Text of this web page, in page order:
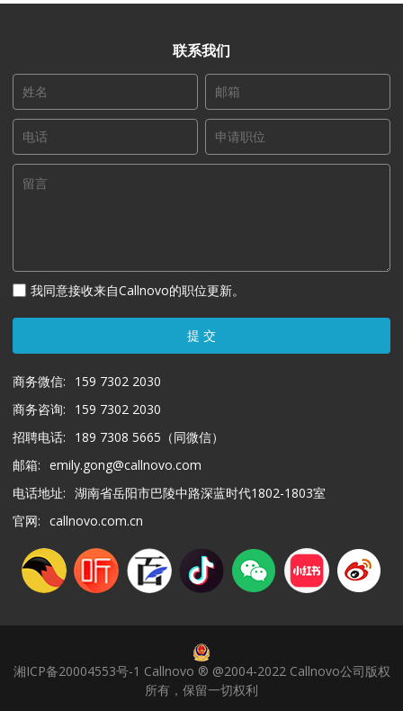
联系我们
我同意接收来自Callnovo的职位更新。
提 交
商务微信:
159 7302 2030
商务咨询:
159 7302 2030
招聘电话:
189 7308 5665（同微信）
邮箱: emily.gong@callnovo.com
电话地址: 湖南省岳阳市巴陵中路深蓝时代1802-1803室
官网: callnovo.com.cn
湘ICP备20004553号-1 Callnovo ® @2004-2022 Callnovo公司版权
所有，保留一切权利